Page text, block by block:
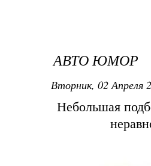
АВТО ЮМОР
Вторник, 02 Апреля
Небольшая